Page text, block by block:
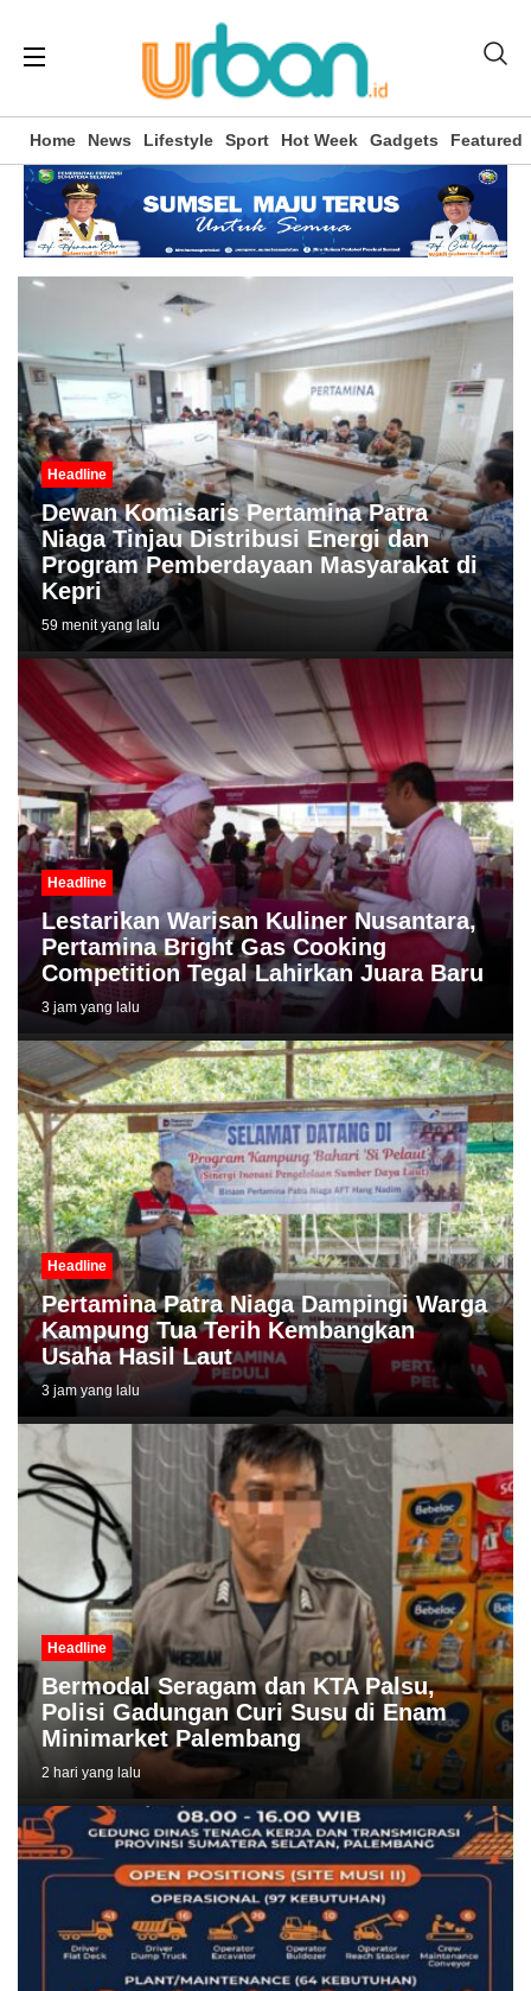
Home News Lifestyle Sport Hot Week Gadgets Featured
Headline
Dewan Komisaris Pertamina Patra
Niaga Tinjau Distribusi Energi dan
Program Pemberdayaan Masyarakat di
Kepri
59 menit yang lalu
Headline
Lestarikan Warisan Kuliner Nusantara,
Pertamina Bright Gas Cooking
Competition Tegal Lahirkan Juara Baru
3 jam yang lalu
Headline
Pertamina Patra Niaga Dampingi Warga
Kampung Tua Terih Kembangkan
Usaha Hasil Laut
3 jam yang lalu
Headline
Bermodal Seragam dan KTA Palsu,
Polisi Gadungan Curi Susu di Enam
Minimarket Palembang
2 hari yang lalu